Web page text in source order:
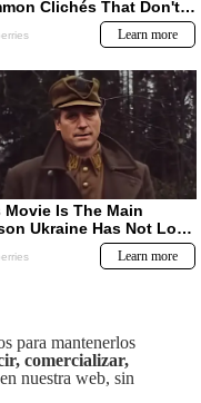
para mantenerlos
comercializar,
nuestra web, sin